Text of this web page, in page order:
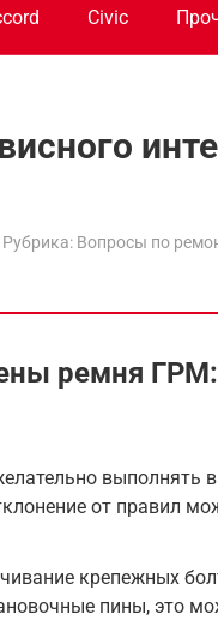
Civic
Рубрика: Вопросы по
ремня ГРМ:
выполнять
от правил
крепежных
пины, это